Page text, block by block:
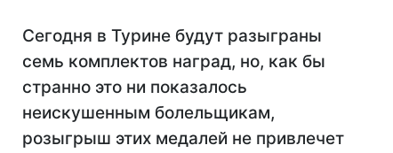
Сегодня в Турине будут разыграны
семь комплектов наград, но, как бы
странно это ни показалось
неискушенным болельщикам,
розыгрыш этих медалей не привлечет